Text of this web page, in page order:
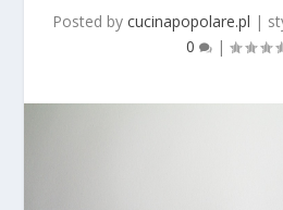
Posted by cucinapopolare.pl |
0
|